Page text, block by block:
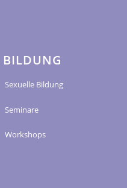
BILDUNG
Sexuelle Bildung
Seminare
Workshops